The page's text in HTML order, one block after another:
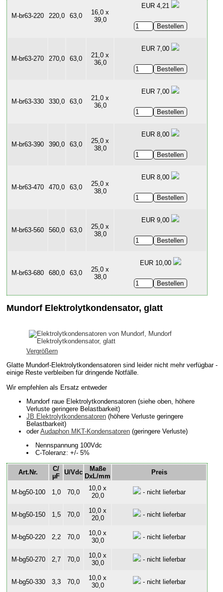
M-br63-220 220,0 63,0
16,0 x
39,0
EUR 4,21
M-br63-270 270,0 63,0
21,0 x
36,0
EUR 7,00
M-br63-330 330,0 63,0
21,0 x
36,0
EUR 7,00
M-br63-390 390,0 63,0
25,0 x
38,0
EUR 8,00
M-br63-470 470,0 63,0
25,0 x
38,0
EUR 8,00
M-br63-560 560,0 63,0
25,0 x
38,0
EUR 9,00
M-br63-680 680,0 63,0
25,0 x
38,0
EUR 10,00
Mundorf Elektrolytkondensator, glatt
Vergrößern
Glatte Mundorf-Elektrolytkondensatoren sind leider nicht mehr verfügbar -
einige Reste verbleiben für dringende Notfälle.
Wir empfehlen als Ersatz entweder
Mundorf raue Elektrolytkondensatoren (siehe oben, höhere
Verluste geringere Belastbarkeit)
JB Elektrolytkondensatoren (höhere Verluste geringere
Belastbarkeit)
oderAudaphon MKT-Kondensatoren (geringere Verluste)
Nennspannung 100Vdc
C-Toleranz: +/- 5%
Art.Nr.
C/
µF
U/Vdc
Maße
DxL/mm
Preis
M-bg50-100 1,0 70,0
10,0 x
20,0
- nicht lieferbar
M-bg50-150 1,5 70,0
10,0 x
20,0
- nicht lieferbar
M-bg50-220 2,2 70,0
10,0 x
30,0
- nicht lieferbar
M-bg50-270 2,7 70,0
10,0 x
30,0
- nicht lieferbar
M-bg50-330 3,3 70,0
10,0 x
30,0
- nicht lieferbar